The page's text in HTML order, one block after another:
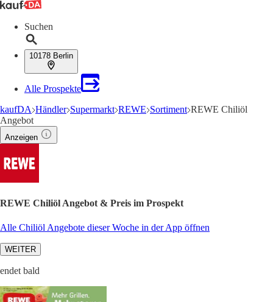
Suchen
10178 Berlin
Alle Prospekte
kaufDA Händler Supermarkt REWE Sortiment REWE Chiliöl
Angebot
Anzeigen
REWE Chiliöl Angebot & Preis im Prospekt
Alle Chiliöl Angebote dieser Woche in der App öffnen
WEITER
endet bald